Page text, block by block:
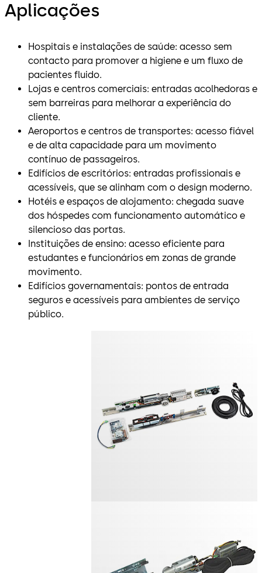
Aplicações
Hospitais e instalações de saúde: acesso sem
contacto para promover a higiene e um fluxo de
pacientes fluido.
Lojas e centros comerciais: entradas acolhedoras e
sem barreiras para melhorar a experiência do
cliente.
Aeroportos e centros de transportes: acesso fiável
e de alta capacidade para um movimento
contínuo de passageiros.
Edifícios de escritórios: entradas profissionais e
acessíveis, que se alinham com o design moderno.
Hotéis e espaços de alojamento: chegada suave
dos hóspedes com funcionamento automático e
silencioso das portas.
Instituições de ensino: acesso eficiente para
estudantes e funcionários em zonas de grande
movimento.
Edifícios governamentais: pontos de entrada
seguros e acessíveis para ambientes de serviço
público.